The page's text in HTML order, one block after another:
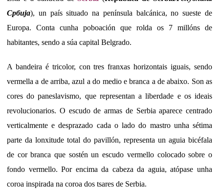
Србија), un país situado na península balcánica, no sueste de
Europa. Conta cunha poboación que rolda os 7 millóns de
habitantes, sendo a súa capital Belgrado.
A bandeira é tricolor, con tres franxas horizontais iguais, sendo
vermella a de arriba, azul a do medio e branca a de abaixo. Son as
cores do paneslavismo, que representan a liberdade e os ideais
revolucionarios. O escudo de armas de Serbia aparece centrado
verticalmente e desprazado cada o lado do mastro unha sétima
parte da lonxitude total do pavillón, representa un aguia bicéfala
de cor branca que sostén un escudo vermello colocado sobre o
fondo vermello. Por encima da cabeza da aguia, atópase unha
coroa inspirada na coroa dos tsares de Serbia.